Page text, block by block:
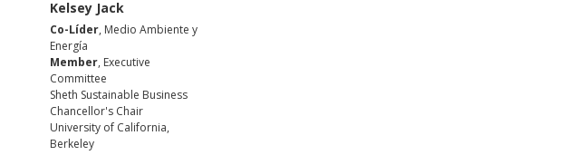
Kelsey Jack
Co-Líder, Medio Ambiente y
Energía
Member, Executive
Committee
Sheth Sustainable Business
Chancellor's Chair
University of California,
Berkeley